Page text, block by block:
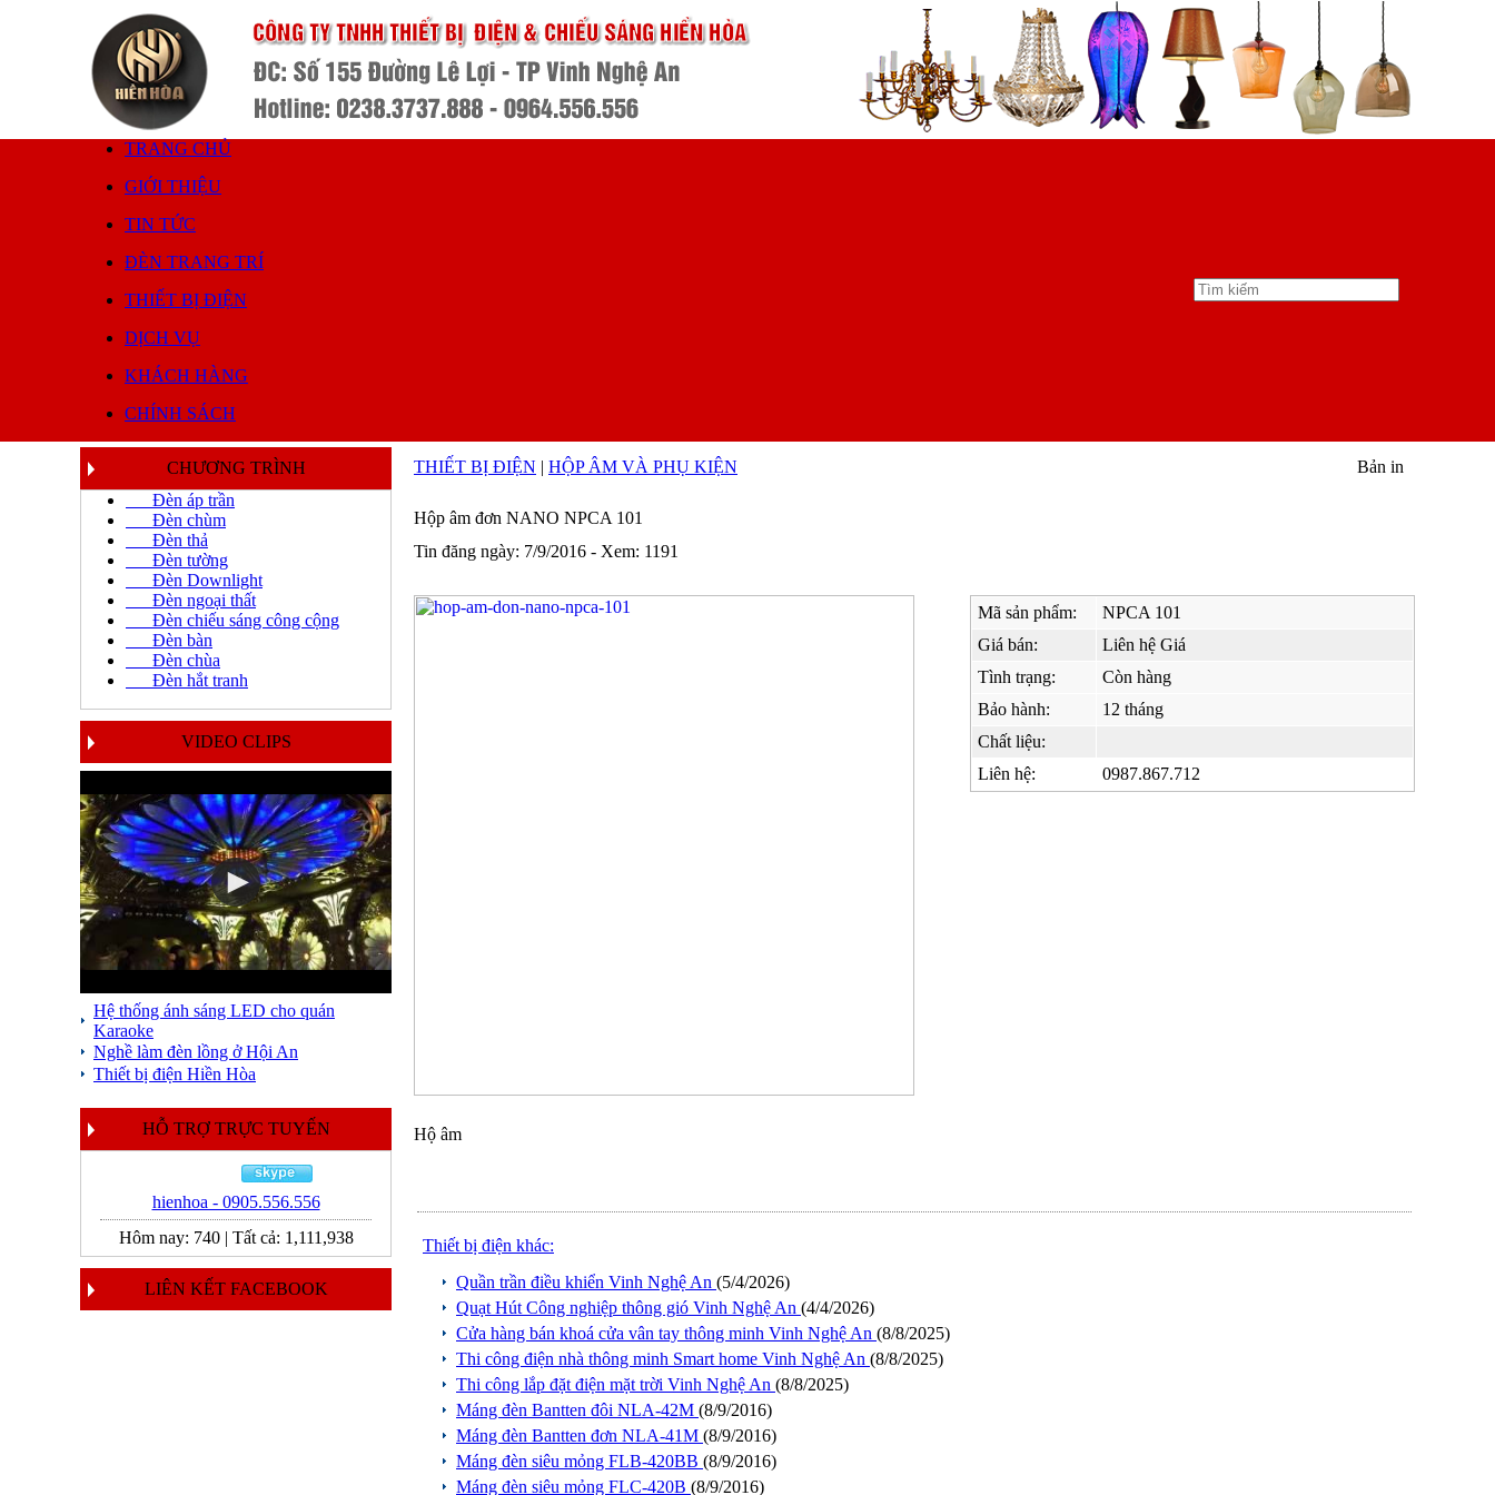
TRANG CHỦ
GIỚI THIỆU
TIN TỨC
ĐÈN TRANG TRÍ
THIẾT BỊ ĐIỆN
DỊCH VỤ
KHÁCH HÀNG
CHÍNH SÁCH
CHƯƠNG TRÌNH
Đèn áp trần
Đèn chùm
Đèn thả
Đèn tường
Đèn Downlight
Đèn ngoại thất
Đèn chiếu sáng công cộng
Đèn bàn
Đèn chùa
Đèn hắt tranh
VIDEO CLIPS
Hệ thống ánh sáng LED cho quán
Karaoke
Nghề làm đèn lồng ở Hội An
Thiết bị điện Hiền Hòa
HỖ TRỢ TRỰC TUYẾN
hienhoa - 0905.556.556
Hôm nay: 740| Tất cả: 1,111,938
LIÊN KẾT FACEBOOK
THIẾT BỊ ĐIỆN | HỘP ÂM VÀ PHỤ KIỆN Bản in
Hộp âm đơn NANO NPCA 101
Tin đăng ngày: 7/9/2016 - Xem: 1191
Mã sản phẩm:
NPCA 101
Giá bán:
Liên hệ Giá
Tình trạng:
Còn hàng
Bảo hành:
12 tháng
Chất liệu:
Liên hệ:
0987.867.712
Hộ âm
Thiết bị điện khác:
Quần trần điều khiển Vinh Nghệ An (5/4/2026)
Quạt Hút Công nghiệp thông gió Vinh Nghệ An (4/4/2026)
Cửa hàng bán khoá cửa vân tay thông minh Vinh Nghệ An (8/8/2025)
Thi công điện nhà thông minh Smart home Vinh Nghệ An (8/8/2025)
Thi công lắp đặt điện mặt trời Vinh Nghệ An (8/8/2025)
Máng đèn Bantten đôi NLA-42M (8/9/2016)
Máng đèn Bantten đơn NLA-41M (8/9/2016)
Máng đèn siêu mỏng FLB-420BB (8/9/2016)
Máng đèn siêu mỏng FLC-420B (8/9/2016)